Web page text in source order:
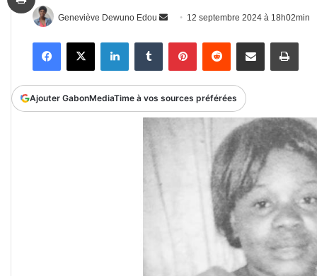
Geneviève Dewuno Edou
Envoyer
courriel
12 septembre 2024 à 18h02min
FacebookX LinkedinTumblr PinterestReddit Partager par email
Ajouter GabonMediaTime à vos sources préférées